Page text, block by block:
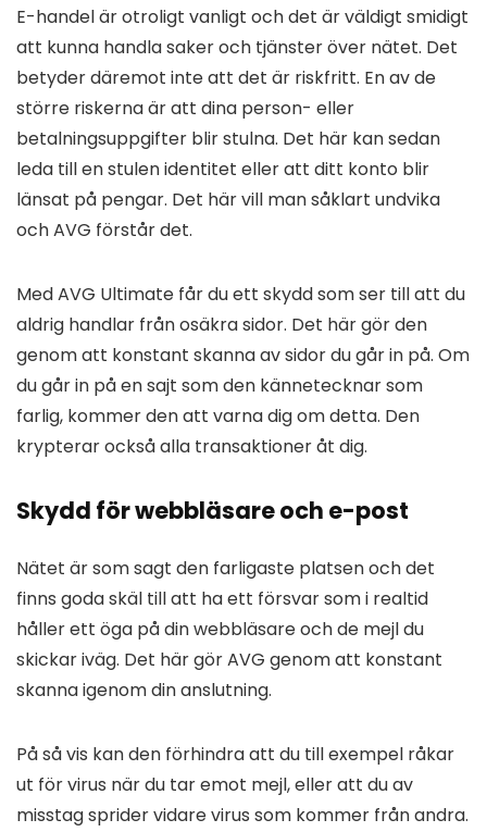
E-handel är otroligt vanligt och det är väldigt smidigt
att kunna handla saker och tjänster över nätet. Det
betyder däremot inte att det är riskfritt. En av de
större riskerna är att dina person- eller
betalningsuppgifter blir stulna. Det här kan sedan
leda till en stulen identitet eller att ditt konto blir
länsat på pengar. Det här vill man såklart undvika
och AVG förstår det.
Med AVG Ultimate får du ett skydd som ser till att du
aldrig handlar från osäkra sidor. Det här gör den
genom att konstant skanna av sidor du går in på. Om
du går in på en sajt som den kännetecknar som
farlig, kommer den att varna dig om detta. Den
krypterar också alla transaktioner åt dig.
Skydd för webbläsare och e-post
Nätet är som sagt den farligaste platsen och det
finns goda skäl till att ha ett försvar som i realtid
håller ett öga på din webbläsare och de mejl du
skickar iväg. Det här gör AVG genom att konstant
skanna igenom din anslutning.
På så vis kan den förhindra att du till exempel råkar
ut för virus när du tar emot mejl, eller att du av
misstag sprider vidare virus som kommer från andra.